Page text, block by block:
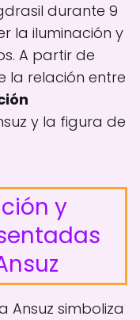
durante 9
la iluminación y
A partir de
la relación entre
y la figura de
y
Ansuz simboliza